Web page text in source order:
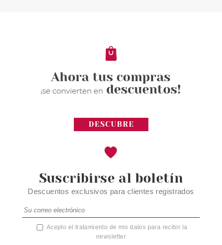
15.45€
Suscribirse al boletín
Descuentos exclusivos para clientes registrados
Acepto el tratamiento de mis datos para recibir la
newsletter